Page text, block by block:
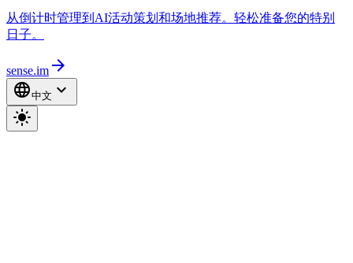
从倒计时管理到AI活动策划和场地推荐。轻松准备您的特别
日子。
sense.im arrow_forward
language中文 expand_more
light_mode